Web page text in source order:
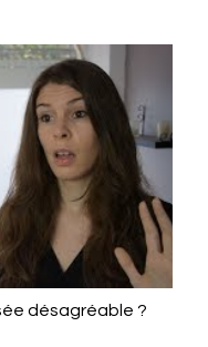
désagréable ?